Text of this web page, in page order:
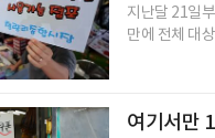
지난달 21일
만에 전체 대
여기서만